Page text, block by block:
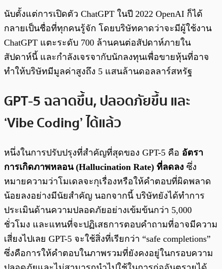
นับตั้งแต่การเปิดตัว ChatGPT ในปี 2022 OpenAI ก็ได้
กลายเป็นชื่อที่ทุกคนรู้จัก โดยบริษัทคาดว่าจะมีผู้ใช้งาน
ChatGPT แตะระดับ 700 ล้านคนต่อสัปดาห์ภายใน
สัปดาห์นี้ และกำลังเจรจากับนักลงทุนเพื่อขายหุ้นที่อาจ
ทำให้บริษัทมีมูลค่าสูงถึง 5 แสนล้านดอลลาร์สหรัฐ
GPT-5 ฉลาดขึ้น, ปลอดภัยขึ้น และ
‘Vibe Coding’ ได้แล้ว
หนึ่งในการปรับปรุงที่สำคัญที่สุดของ GPT-5 คือ อัตรา
การเกิดภาพหลอน (Hallucination Rate) ที่ลดลง ซึ่ง
หมายความว่าโมเดลจะกุเรื่องหรือให้คำตอบที่ผิดพลาด
น้อยลงอย่างมีนัยสำคัญ นอกจากนี้ บริษัทยังได้ทำการ
ประเมินด้านความปลอดภัยอย่างเข้มข้นกว่า 5,000
ชั่วโมง และแทนที่จะปฏิเสธการตอบคำถามที่อาจมีความ
เสี่ยงไปเลย GPT-5 จะใช้สิ่งที่เรียกว่า “safe completions”
ซึ่งคือการให้คำตอบในภาพรวมที่ยังคงอยู่ในกรอบความ